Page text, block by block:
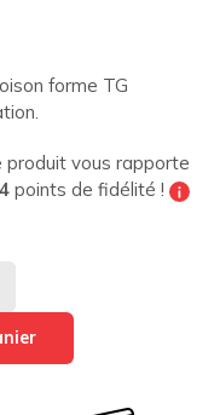
forme TG
produit vous rapporte
points de fidélité !